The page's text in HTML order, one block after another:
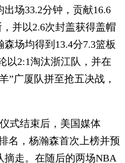
场33.2分钟，贡献16.6
并以2.6次封盖获得盖帽
场均得到13.4分7.3篮板
以2:1淘汰浙江队，并在
”广厦队拼至抢五决战，
结束后，美国媒体
名，杨瀚森首次上榜并预
摘走。在随后的两场NBA